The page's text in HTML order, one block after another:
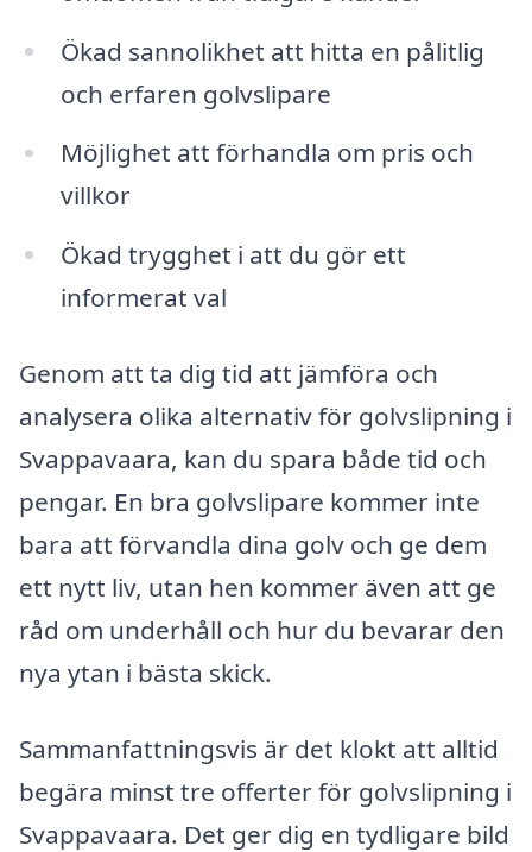
Ökad sannolikhet att hitta en pålitlig
och erfaren golvslipare
Möjlighet att förhandla om pris och
villkor
Ökad trygghet i att du gör ett
informerat val
Genom att ta dig tid att jämföra och
analysera olika alternativ för golvslipning i
Svappavaara, kan du spara både tid och
pengar. En bra golvslipare kommer inte
bara att förvandla dina golv och ge dem
ett nytt liv, utan hen kommer även att ge
råd om underhåll och hur du bevarar den
nya ytan i bästa skick.
Sammanfattningsvis är det klokt att alltid
begära minst tre offerter för golvslipning i
Svappavaara. Det ger dig en tydligare bild